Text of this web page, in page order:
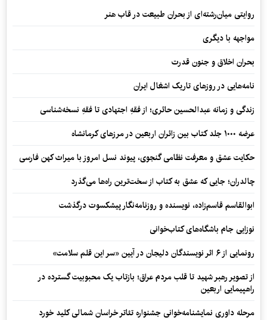
روایتی میان‌رشته‌ای از بحران طبیعت در قاب هنر
مواجهه با دیگری
بحران اخلاق و جنون قدرت
نامه‌هایی در روزهای تاریک اشغال ایران
زندگی و زمانه عبدالحسین حائری؛ از فقهِ اجتهادی تا فقهِ نسخه‌شناسی
عرضه ۱۰۰۰ جلد کتاب بین زائران اربعین در مرزهای کرمانشاه
حکایت عشق و معرفت نظامی گنجوی، پیوند نسل امروز با میراث کهن فارسی
چالدران؛ جایی که عشق به کتاب از سخت‌ترین راه‌ها می‌گذرد
ابوالقاسم قاسم‌زاده، نویسنده و روزنامه‌نگار پیشکسوت درگذشت
نوزایی جام باشگاه‌های کتاب‌خوانی
رونمایی از ۶ اثر نویسندگان دلیجان در آیین «سر این قلم سلامت»
از تصویر رهبر شهید تا قلب مردم عراق؛ بازتاب یک محبوبیت گسترده در
راهپیمایی اربعین
مرحله داوری نمایشنامه‌خوانی جشنواره تئاتر خراسان شمالی کلید خورد